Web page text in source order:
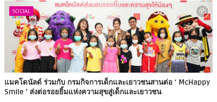
SOCIAL
แมคโดนัลด์ ร่วมกับ กรมกิจการเด็กและเยาวชนสานต่อ ‘ McHappy
Smile ’ ส่งต่อรอยยิ้มแห่งความสุขสู่เด็กและเยาวชน